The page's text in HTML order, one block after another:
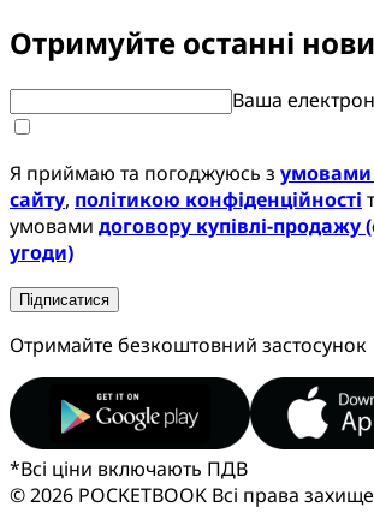
Отримуйте останні
Ваша
Я приймаю та погоджуюсь з умовами
сайту, політикою конфіденційності
умовами договору купівлі-продажу
угоди)
Підписатися
Отримайте безкоштовний застосунок
*Всі ціни включають ПДВ
© 2026 POCKETBOOK Всі права